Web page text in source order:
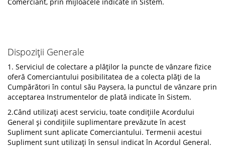
Dispoziții Generale
1. Serviciul de colectare a plăților la puncte de vânzare fizice
oferă Comerciantului posibilitatea de a colecta plăți de la
Cumpărători în contul său Paysera, la punctul de vânzare prin
acceptarea Instrumentelor de plată indicate în Sistem.
2.Când utilizați acest serviciu, toate condițiile Acordului
General și condițiile suplimentare prevăzute în acest
Supliment sunt aplicate Comerciantului. Termenii acestui
Supliment sunt utilizați în sensul indicat în Acordul General.